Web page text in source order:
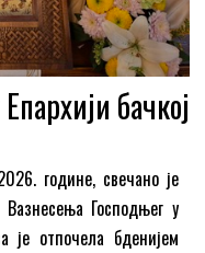
бачкој
године, свечано је
Господњег у
је отпочела бденијем